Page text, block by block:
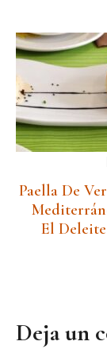
Paella De
El Deleite
Deja un